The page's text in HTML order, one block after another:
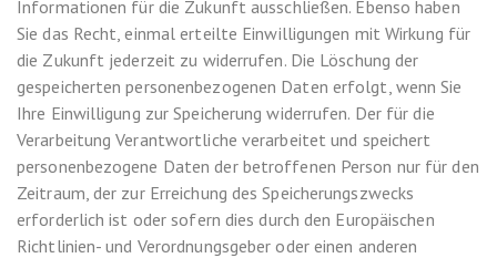
Informationen für die Zukunft ausschließen. Ebenso haben
Sie das Recht, einmal erteilte Einwilligungen mit Wirkung für
die Zukunft jederzeit zu widerrufen. Die Löschung der
gespeicherten personenbezogenen Daten erfolgt, wenn Sie
Ihre Einwilligung zur Speicherung widerrufen. Der für die
Verarbeitung Verantwortliche verarbeitet und speichert
personenbezogene Daten der betroffenen Person nur für den
Zeitraum, der zur Erreichung des Speicherungszwecks
erforderlich ist oder sofern dies durch den Europäischen
Richtlinien- und Verordnungsgeber oder einen anderen